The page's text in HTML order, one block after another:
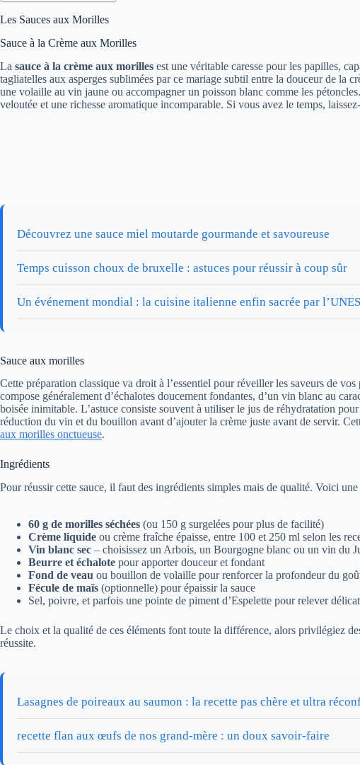
Les Sauces aux Morilles
Sauce à la Crème aux Morilles
La sauce à la crème aux morilles est une véritable caresse pour les papilles,
tagliatelles aux asperges sublimées par ce mariage subtil entre la douceur de la
une volaille au vin jaune ou accompagner un poisson blanc comme les
veloutée et une richesse aromatique incomparable. Si vous avez le temps,
Découvrez une sauce miel moutarde gourmande et savoureuse
Temps cuisson choux de bruxelle : astuces pour réussir à coup sûr
Un événement mondial : la cuisine italienne enfin sacrée par
Sauce aux morilles
Cette préparation classique va droit à l’essentiel pour réveiller les saveurs de
compose généralement d’échalotes doucement fondantes, d’un vin blanc au
boisée inimitable. L’astuce consiste souvent à utiliser le jus de réhydratation
réduction du vin et du bouillon avant d’ajouter la crème juste avant de servir.
aux morilles onctueuse.
Ingrédients
Pour réussir cette sauce, il faut des ingrédients simples mais de qualité. Voici
60 g de morilles séchées (ou 150 g surgelées pour plus de facilité)
Crème liquide ou crème fraîche épaisse, entre 100 et 250 ml selon les
Vin blanc sec – choisissez un Arbois, un Bourgogne blanc ou un vin du
Beurre et échalote pour apporter douceur et fondant
Fond de veau ou bouillon de volaille pour renforcer la profondeur du
Fécule de maïs (optionnelle) pour épaissir la sauce
Sel, poivre, et parfois une pointe de piment d’Espelette pour relever
Le choix et la qualité de ces éléments font toute la différence, alors privilégiez
réussite.
Lasagnes de poireaux au saumon : la recette pas chère et ultra
recette flan aux œufs de nos grand-mère : un doux savoir-faire